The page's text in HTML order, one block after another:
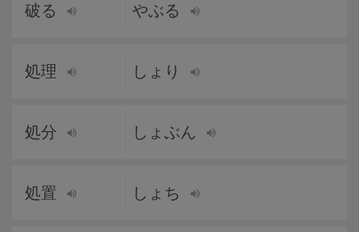
破る やぶる
処理 しょり
処分 しょぶん
処置 しょち